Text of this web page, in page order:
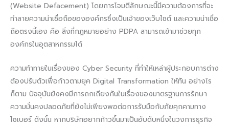
(Website Defacement) โดยการโจมตีลักษณะนี้มีความต้องการที่จะ
ทำลายความน่าเชื่อถือขององค์กรซึ่งเป็นเจ้าของเว็บไซต์ และความน่าเชื่อ
ถือตรงนี้เอง คือ สิ่งที่กฎหมายอย่าง PDPA สามารถเข้ามาช่วยทุก
องค์กรในอุตสาหกรรมได้
ความท้าทายในเรื่องของ Cyber Security ที่ทำให้เหล่าผู้ประกอบการต่าง
ต้องปรับตัวเพื่อก้าวตามยุค Digital Transformation ให้ทัน อย่างไร
ก็ตาม ปัจจุบันยังคงมีการถกเถียงกันในเรื่องของมาตรฐานการรักษา
ความมั่นคงปลอดภัยที่ยังไม่เพียงพอต่อการรับมือกับภัยคุกคามทาง
ไซเบอร์ ดังนั้น หากบริษัทอยากก้าวขึ้นมาเป็นอับดับหนึ่งในวงการธุรกิจ